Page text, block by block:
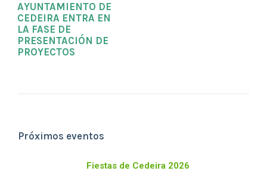
AYUNTAMIENTO DE
CEDEIRA ENTRA EN
LA FASE DE
PRESENTACIÓN DE
PROYECTOS
Próximos eventos
Fiestas de Cedeira 2026